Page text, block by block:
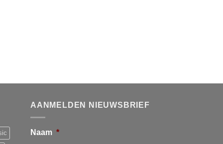
AANMELDEN NIEUWSBRIEF
Naam *